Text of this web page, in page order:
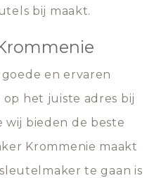
bij maakt.
en ervaren
het juiste adres bij
bieden de beste
Krommenie maakt
te gaan is